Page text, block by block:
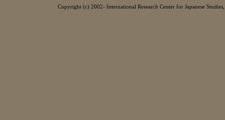
Copyright (c) 2002- International Research Center for Japanese